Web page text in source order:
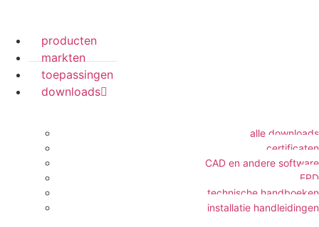
producten
markten
toepassingen
downloads
alle downloads
certificaten
CAD en andere software
EPD
technische handboeken
installatie handleidingen